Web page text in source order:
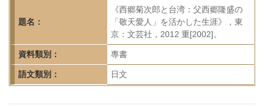
究
所-
首
頁
題名：
《西郷菊次郎と台湾：父西郷隆盛の
「敬天愛人」を活かした生涯》，東
京：文芸社，2012 重[2002]。
資料類別： 專書
語文類別： 日文